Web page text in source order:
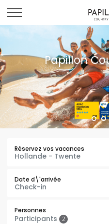
Papillon
Réservez vos vacances
Date d\'arrivée
Personnes
Participants 2